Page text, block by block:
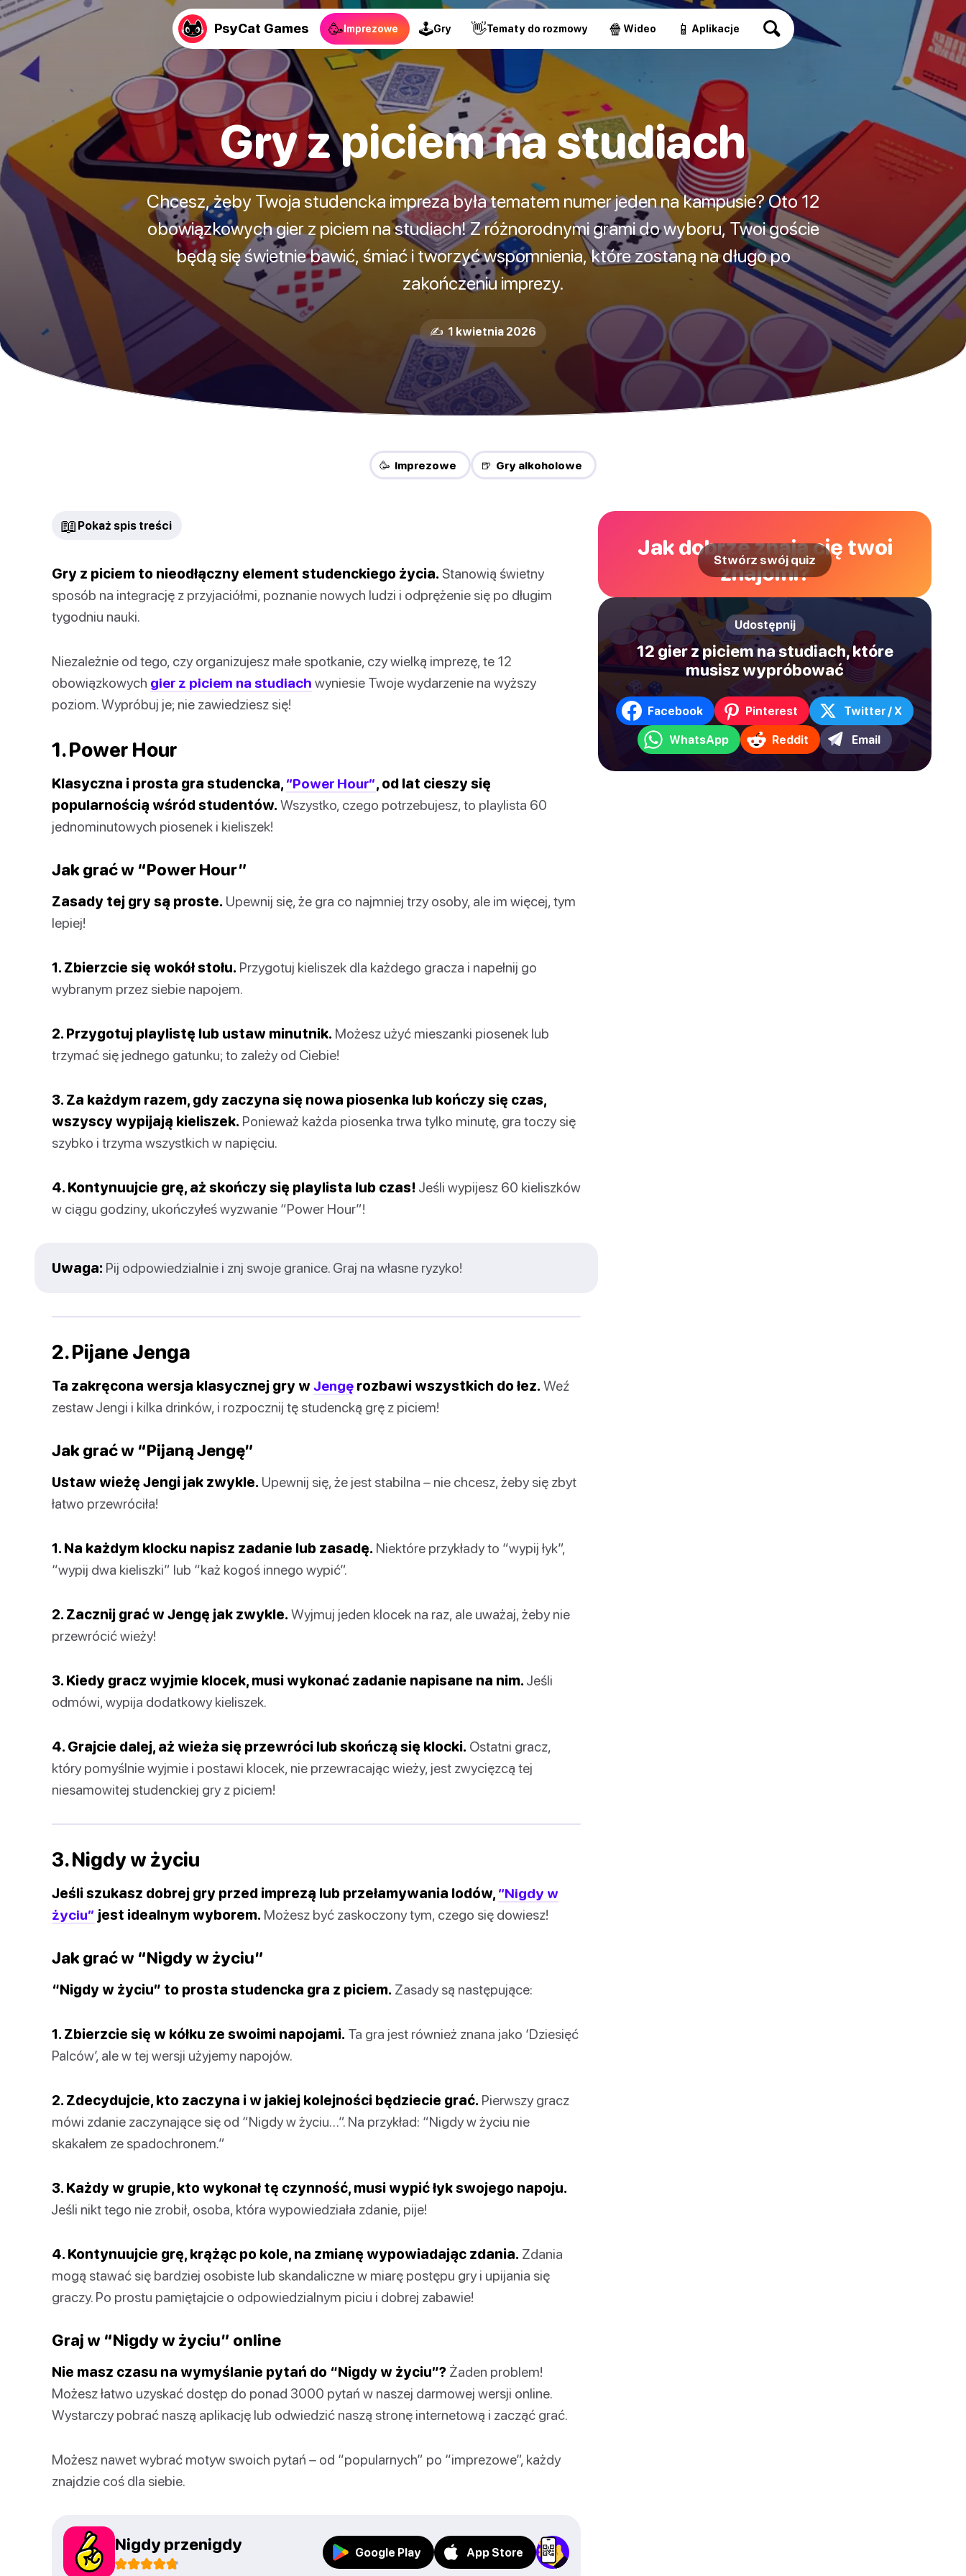
PsyCat Games 🥳Imprezowe 🕹Gry 👋Tematy do rozmowy 🍿 Wideo 📱 Aplikacje
Gry z piciem na studiach
Chcesz, żeby Twoja studencka impreza była tematem numer jeden na kampusie? Oto 12
obowiązkowych gier z piciem na studiach! Z różnorodnymi grami do wyboru, Twoi goście
będą się świetnie bawić, śmiać i tworzyć wspomnienia, które zostaną na długo po
zakończeniu imprezy.
✍️ 1 kwietnia 2026
🥳 Imprezowe 🍺 Gry alkoholowe
📖 Pokaż spis treści
Gry z piciem to nieodłączny element studenckiego życia. Stanowią świetny
sposób na integrację z przyjaciółmi, poznanie nowych ludzi i odprężenie się po długim
tygodniu nauki.
Niezależnie od tego, czy organizujesz małe spotkanie, czy wielką imprezę, te 12
obowiązkowych gier z piciem na studiach wyniesie Twoje wydarzenie na wyższy
poziom. Wypróbuj je; nie zawiedziesz się!
1. Power Hour
Klasyczna i prosta gra studencka, “Power Hour”, od lat cieszy się
popularnością wśród studentów. Wszystko, czego potrzebujesz, to playlista 60
jednominutowych piosenek i kieliszek!
Jak grać w “Power Hour”
Zasady tej gry są proste. Upewnij się, że gra co najmniej trzy osoby, ale im więcej, tym
lepiej!
1. Zbierzcie się wokół stołu. Przygotuj kieliszek dla każdego gracza i napełnij go
wybranym przez siebie napojem.
2. Przygotuj playlistę lub ustaw minutnik. Możesz użyć mieszanki piosenek lub
trzymać się jednego gatunku; to zależy od Ciebie!
3. Za każdym razem, gdy zaczyna się nowa piosenka lub kończy się czas,
wszyscy wypijają kieliszek. Ponieważ każda piosenka trwa tylko minutę, gra toczy się
szybko i trzyma wszystkich w napięciu.
4. Kontynuujcie grę, aż skończy się playlista lub czas! Jeśli wypijesz 60 kieliszków
w ciągu godziny, ukończyłeś wyzwanie “Power Hour”!
Uwaga: Pij odpowiedzialnie i znj swoje granice. Graj na własne ryzyko!
2. Pijane Jenga
Ta zakręcona wersja klasycznej gry w Jengę rozbawi wszystkich do łez. Weź
zestaw Jengi i kilka drinków, i rozpocznij tę studencką grę z piciem!
Jak grać w “Pijaną Jengę”
Ustaw wieżę Jengi jak zwykle. Upewnij się, że jest stabilna – nie chcesz, żeby się zbyt
łatwo przewróciła!
1. Na każdym klocku napisz zadanie lub zasadę. Niektóre przykłady to “wypij łyk”,
“wypij dwa kieliszki” lub “każ kogoś innego wypić”.
2. Zacznij grać w Jengę jak zwykle. Wyjmuj jeden klocek na raz, ale uważaj, żeby nie
przewrócić wieży!
3. Kiedy gracz wyjmie klocek, musi wykonać zadanie napisane na nim. Jeśli
odmówi, wypija dodatkowy kieliszek.
4. Grajcie dalej, aż wieża się przewróci lub skończą się klocki. Ostatni gracz,
który pomyślnie wyjmie i postawi klocek, nie przewracając wieży, jest zwycięzcą tej
niesamowitej studenckiej gry z piciem!
3. Nigdy w życiu
Jeśli szukasz dobrej gry przed imprezą lub przełamywania lodów, “Nigdy w
życiu” jest idealnym wyborem. Możesz być zaskoczony tym, czego się dowiesz!
Jak grać w “Nigdy w życiu”
“Nigdy w życiu” to prosta studencka gra z piciem. Zasady są następujące:
1. Zbierzcie się w kółku ze swoimi napojami. Ta gra jest również znana jako ‘Dziesięć
Palców’, ale w tej wersji użyjemy napojów.
2. Zdecydujcie, kto zaczyna i w jakiej kolejności będziecie grać. Pierwszy gracz
mówi zdanie zaczynające się od “Nigdy w życiu…”. Na przykład: “Nigdy w życiu nie
skakałem ze spadochronem.”
3. Każdy w grupie, kto wykonał tę czynność, musi wypić łyk swojego napoju.
Jeśli nikt tego nie zrobił, osoba, która wypowiedziała zdanie, pije!
4. Kontynuujcie grę, krążąc po kole, na zmianę wypowiadając zdania. Zdania
mogą stawać się bardziej osobiste lub skandaliczne w miarę postępu gry i upijania się
graczy. Po prostu pamiętajcie o odpowiedzialnym piciu i dobrej zabawie!
Graj w “Nigdy w życiu” online
Nie masz czasu na wymyślanie pytań do “Nigdy w życiu”? Żaden problem!
Możesz łatwo uzyskać dostęp do ponad 3000 pytań w naszej darmowej wersji online.
Wystarczy pobrać naszą aplikację lub odwiedzić naszą stronę internetową i zacząć grać.
Możesz nawet wybrać motyw swoich pytań – od “popularnych” po “imprezowe”, każdy
znajdzie coś dla siebie.
Nigdy przenigdy Google Play App Store
Jak dobrze znają cię twoi
znajomi?
Stwórz swój quiz
Udostępnij
12 gier z piciem na studiach, które
musisz wypróbować
Facebook Pinterest Twitter / X
WhatsApp Reddit Email